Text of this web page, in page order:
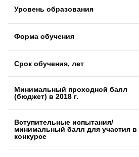
Уровень образования
Форма обучения
Срок обучения, лет
Минимальный проходной балл
(бюджет) в 2018 г.
Вступительные испытания/
минимальный балл для участия в
конкурсе